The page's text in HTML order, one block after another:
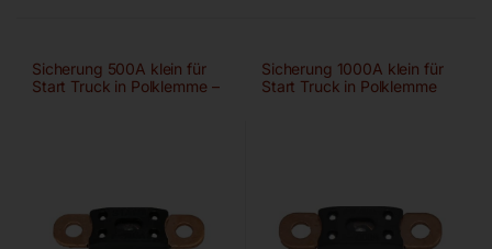
Sicherung 500A klein für
Start Truck in Polklemme –
Sicherung 1000A klein für
Start Truck in Polklemme